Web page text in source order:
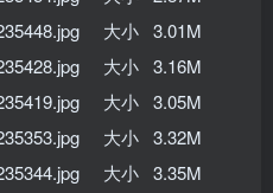
大小 3.01M
大小 3.16M
大小 3.05M
大小 3.32M
大小 3.35M